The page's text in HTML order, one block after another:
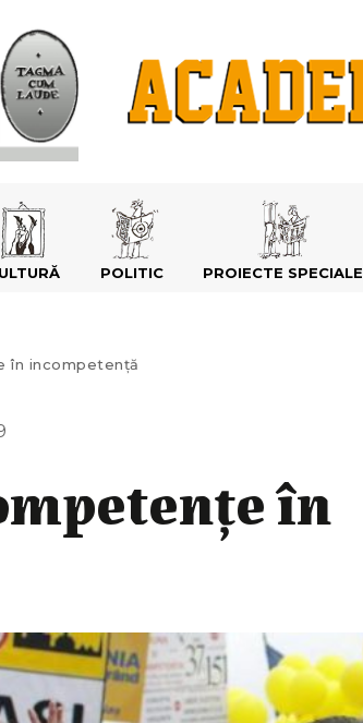
POLITIC PROIECTE SPECIALE
în incompetență
în